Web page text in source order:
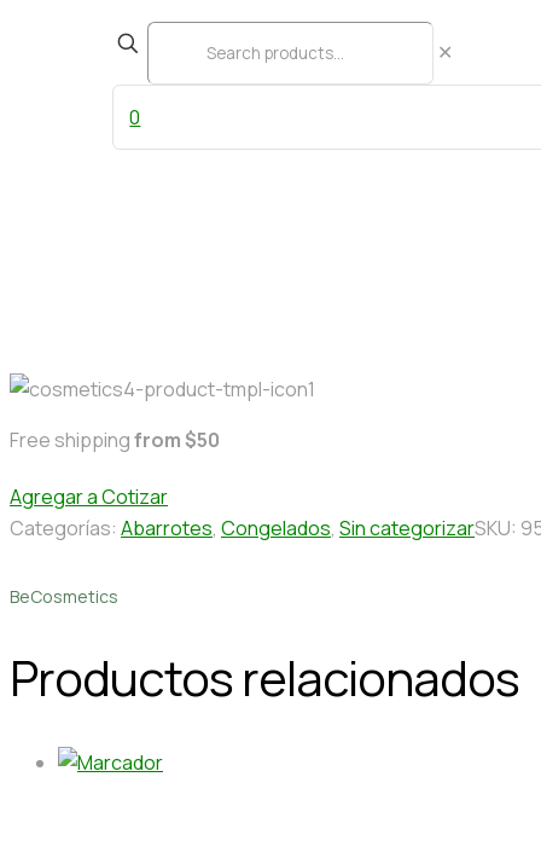
✕
0
Free shippingfrom $50
Agregar a Cotizar
Categorías: Abarrotes, Congelados, Sin categorizarSKU:
BeCosmetics
Productos relacionados